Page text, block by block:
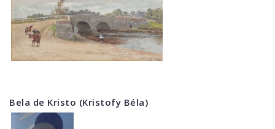
Bela de Kristo (Kristofy Béla)